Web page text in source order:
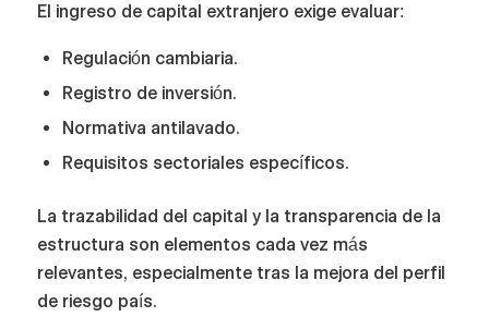
El ingreso de capital extranjero exige evaluar:
Regulación cambiaria.
Registro de inversión.
Normativa antilavado.
Requisitos sectoriales específicos.
La trazabilidad del capital y la transparencia de la
estructura son elementos cada vez más
relevantes, especialmente tras la mejora del perfil
de riesgo país.